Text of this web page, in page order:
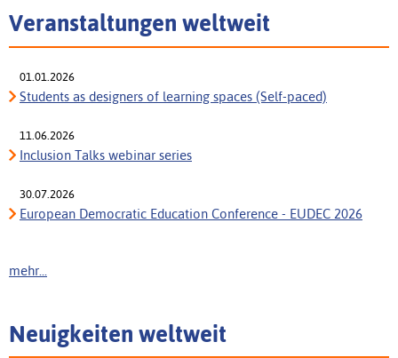
Veranstaltungen weltweit
01.01.2026
Students as designers of learning spaces (Self-paced)
11.06.2026
Inclusion Talks webinar series
30.07.2026
European Democratic Education Conference - EUDEC 2026
mehr...
Neuigkeiten weltweit